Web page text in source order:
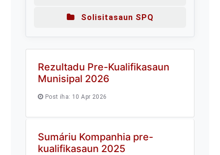
Solisitasaun SPQ
Rezultadu Pre-Kualifikasaun
Munisipal 2026
Post iha: 10 Apr 2026
Sumáriu Kompanhia pre-
kualifikasaun 2025